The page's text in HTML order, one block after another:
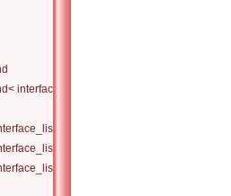
interface_list< Is... >, I >
I... > >
I1... >, interface_list< I2... > >
I1... >, interface_list< I2... >,